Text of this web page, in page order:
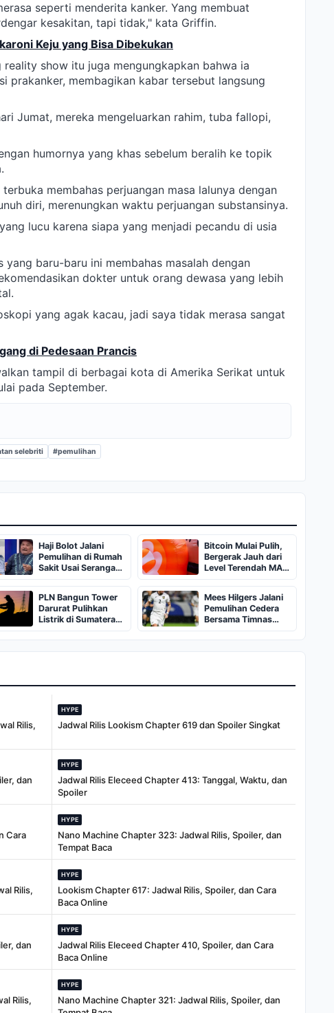
seperti menderita kanker. Yang membuat
kesakitan, tapi tidak," kata Griffin.
Keju yang Bisa Dibekukan
show itu juga mengungkapkan bahwa ia
prakanker, membagikan kabar tersebut langsung
Jumat, mereka mengeluarkan rahim, tuba fallopi,
humornya yang khas sebelum beralih ke topik
membahas perjuangan masa lalunya dengan
diri, merenungkan waktu perjuangan substansinya.
lucu karena siapa yang menjadi pecandu di usia
baru-baru ini membahas masalah dengan
dokter untuk orang dewasa yang lebih
yang agak kacau, jadi saya tidak merasa sangat
di Pedesaan Prancis
tampil di berbagai kota di Amerika Serikat untuk
pada September.
selebriti #pemulihan
Haji Bolot Jalani
Pemulihan di Rumah
Sakit Usai Serangan
Jantung
Bitcoin Mulai Pulih,
Bergerak Jauh dari
Level Terendah MA
200
PLN Bangun Tower
Darurat Pulihkan
Listrik di Sumatera
Utara
Mees Hilgers Jalani
Pemulihan Cedera
Bersama Timnas
Indonesia
Rilis,
HYPE
Jadwal Rilis Lookism Chapter 619 dan Spoiler Singkat
dan
HYPE
Jadwal Rilis Eleceed Chapter 413: Tanggal, Waktu, dan
Spoiler
Cara
HYPE
Nano Machine Chapter 323: Jadwal Rilis, Spoiler, dan
Tempat Baca
Rilis,
HYPE
Lookism Chapter 617: Jadwal Rilis, Spoiler, dan Cara
Baca Online
dan
HYPE
Jadwal Rilis Eleceed Chapter 410, Spoiler, dan Cara
Baca Online
Rilis,
HYPE
Nano Machine Chapter 321: Jadwal Rilis, Spoiler, dan